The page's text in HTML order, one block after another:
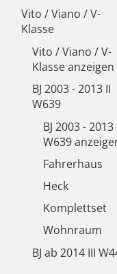
Vito / Viano / V-
Klasse
Vito / Viano / V-
Klasse anzeigen
BJ 2003 - 2013 II
W639
BJ 2003 - 2013
W639
Fahrerhaus
Heck
Komplettset
Wohnraum
BJ ab 2014 III